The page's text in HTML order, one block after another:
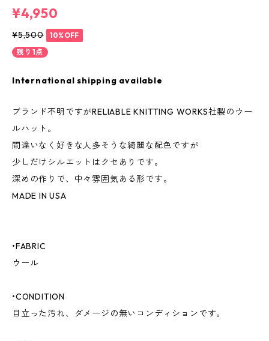
¥4,950
¥5,500
10%OFF
残り1点
International shipping available
ブランド不明ですがRELIABLE KNITTING WORKS社製のウー
ルハット。
間違いなく好きな人多そうな綺麗な配色ですが
少しだけシルエットはクセありです。
深めの作りで、中々雰囲気ある形です。
MADE IN USA
•FABRIC
ウール
•CONDITION
目立った汚れ、ダメージの無いコンディションです。